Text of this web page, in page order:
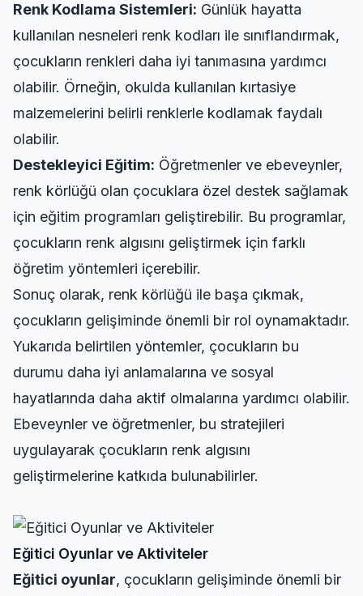
Renk Kodlama Sistemleri: Günlük hayatta
kullanılan nesneleri renk kodları ile sınıflandırmak,
çocukların renkleri daha iyi tanımasına yardımcı
olabilir. Örneğin, okulda kullanılan kırtasiye
malzemelerini belirli renklerle kodlamak faydalı
olabilir.
Destekleyici Eğitim: Öğretmenler ve ebeveynler,
renk körlüğü olan çocuklara özel destek sağlamak
için eğitim programları geliştirebilir. Bu programlar,
çocukların renk algısını geliştirmek için farklı
öğretim yöntemleri içerebilir.
Sonuç olarak, renk körlüğü ile başa çıkmak,
çocukların gelişiminde önemli bir rol oynamaktadır.
Yukarıda belirtilen yöntemler, çocukların bu
durumu daha iyi anlamalarına ve sosyal
hayatlarında daha aktif olmalarına yardımcı olabilir.
Ebeveynler ve öğretmenler, bu stratejileri
uygulayarak çocukların renk algısını
geliştirmelerine katkıda bulunabilirler.
Eğitici Oyunlar ve Aktiviteler
Eğitici oyunlar, çocukların gelişiminde önemli bir